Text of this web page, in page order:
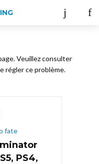
Veuillez consulter
régler ce problème.
PS4,